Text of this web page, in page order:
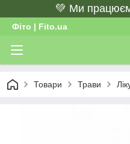
💚 Ми
Фіто | Fito.ua
Товари Трави